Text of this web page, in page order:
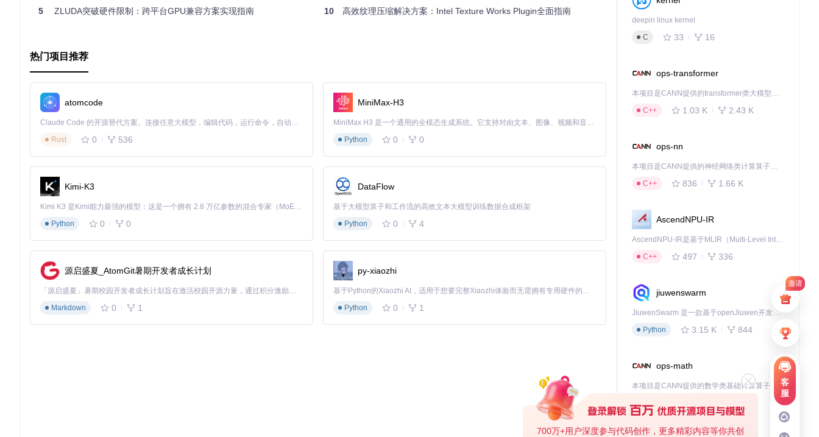
邀请
客
服
700万+用户深度参与代码创作，更多精彩内容等你共创
// 循环运行，渲染帧
    }
return
3. 项目的配置文件介绍
NRI本身作为一个库，其配置更多依赖于使用者的应用配置。这可能涉及环境变量设置、CMake配置项或特定于应用的配置文件（如
而，对于使用NRI的项目，一个典型的配置文件可能会包含：
户根据NRI API设计的应用层配置。
由于NRI主要关注API层面，详细的配置细节通常在应用开发者自己控制的范围之内，因此具体的配置文件形式和内容将因项目而异。
5 ZLUDA突破硬件限制：跨平台GPU兼容方案实现指南 10 高效纹理压缩解决方案：Intel Texture Works Plugin全面指南
热门项目推荐
atomcode
Claude Code 的开源替代方案。连接任意大模型，编辑代码，运行命令，自动验证 — 全自动执行。用 Rust 构建，极致性能。 ｜ An open-source alternative to Claude Code. Connect any LLM, edit code, run commands, and verify changes — autonomously. Built in Rust for speed. Get Started
Rust
0 536
MiniMax-H3
MiniMax H3 是一个通用的全模态生成系统。它支持对由文本、图像、视频和音频组成的多模态上下文进行统一理解，并能生成分辨率高达 2K、时长可达 15 秒的带原生立体声音频的视频。得益于面向任务泛化的系统设计，H3 在预训练阶段就已具备广泛的多模态上下文理解与生成能力，能够出色地执行复杂的多模态指令。
Python
0 0
Kimi-K3
Kimi K3 是Kimi能力最强的模型：这是一个拥有 2.8 万亿参数的混合专家（MoE）模型，具备原生视觉理解能力，并支持 100 万 token 的上下文窗口。
Python
0 0
DataFlow
基于大模型算子和工作流的高效文本大模型训练数据合成框架
Python
0 4
源启盛夏_AtomGit暑期开发者成长计划
「源启盛夏」暑期校园开发者成长计划旨在激活校园开源力量，通过积分激励、认证扶持、资源倾斜等形式，引导高校组织和开发者完成「入驻 — 建项目 — 做贡献 — 获认证 — 得资源」的完整闭环。无论你是想带领社团入驻平台的组织者，还是希望用代码贡献证明自己的开发者，都能在这里找到属于你的成长路径。
Markdown
0 1
py-xiaozhi
基于Python的Xiaozhi AI，适用于想要完整Xiaozhi体验而无需拥有专用硬件的用户。
Python
0 1
deepin linux kernel
C
33 16
ops-transformer
本项目是CANN提供的transformer类大模型算子库，实现网络在NPU上加速计算。
C++
1.03 K 2.43 K
ops-nn
本项目是CANN提供的神经网络类计算算子库，实现网络在NPU上加速计算。
C++
836 1.66 K
AscendNPU-IR
AscendNPU-IR是基于MLIR（Multi-Level Intermediate Representation）构建的，面向昇腾亲和算子编译时使用的中间表示，提供昇腾完备表达能力，通过编译优化提升昇腾AI处理器计算效率，支持通过生态框架使能昇腾AI处理器与深度调优
C++
497 336
jiuwenswarm
JiuwenSwarm 是一款基于openJiuwen开发的智能AI Agent，它能够将大语言模型的强大能力，通过你日常使用的各类通讯应用，直接延伸至你的指尖。
Python
3.15 K 844
ops-math
C++